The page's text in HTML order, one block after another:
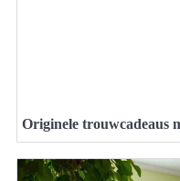
Originele trouwcadeaus